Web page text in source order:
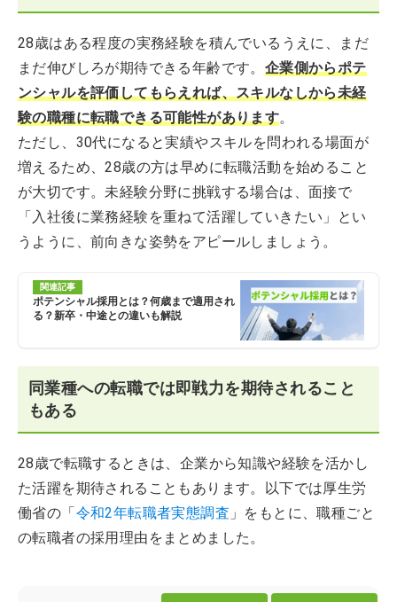
28歳はある程度の実務経験を積んでいるうえに、まだ
まだ伸びしろが期待できる年齢です。 企業側からポテ
ンシャルを評価してもらえれば、スキルなしから未経
験の職種に転職できる可能性があります。
ただし、30代になると実績やスキルを問われる場面が
増えるため、28歳の方は早めに転職活動を始めること
が大切です。未経験分野に挑戦する場合は、面接で
「入社後に業務経験を重ねて活躍していきたい」とい
うように、前向きな姿勢をアピールしましょう。
関連記事
ポテンシャル採用とは？何歳まで適用され
る？新卒・中途との違いも解説
同業種への転職では即戦力を期待されること
もある
28歳で転職するときは、企業から知識や経験を活かし
た活躍を期待されることもあります。以下では厚生労
働省の「令和2年転職者実態調査 」をもとに、職種ごと
の転職者の採用理由をまとめました。